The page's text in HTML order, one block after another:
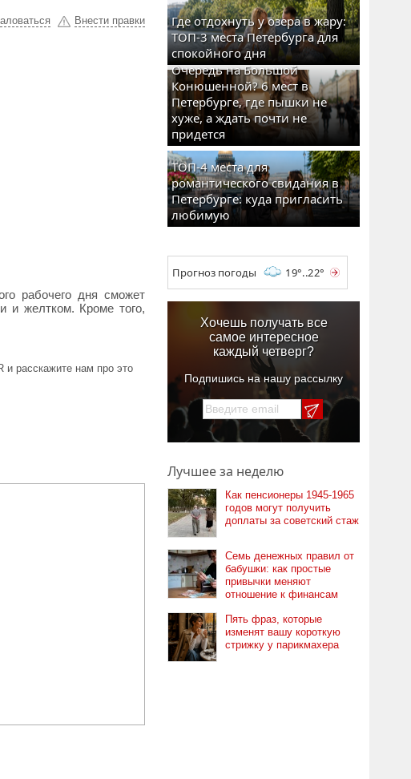
Внести правки
рабочего дня сможет
и желтком. Кроме того,
и расскажите нам про это
Где отдохнуть у озера в жару:
ТОП-3 места Петербурга для
спокойного дня
Очередь на Большой
Конюшенной? 6 мест в
Петербурге, где пышки не
хуже, а ждать почти не
придется
ТОП-4 места для
романтического свидания в
Петербурге: куда пригласить
любимую
Прогноз погоды 19°..22°
Хочешь получать все
самое интересное
каждый четверг?
Подпишись на нашу рассылку
Лучшее за неделю
Как пенсионеры 1945-1965
годов могут получить
доплаты за советский стаж
Семь денежных правил от
бабушки: как простые
привычки меняют
отношение к финансам
Пять фраз, которые
изменят вашу короткую
стрижку у парикмахера